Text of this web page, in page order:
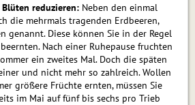
reduzieren: Neben den einmal
die mehrmals tragenden Erdbeeren,
genannt. Diese können Sie in der Regel
Nach einer Ruhepause fruchten
ein zweites Mal. Doch die späten
und nicht mehr so zahlreich. Wollen
größere Früchte ernten, müssen Sie
im Mai auf fünf bis sechs pro Trieb